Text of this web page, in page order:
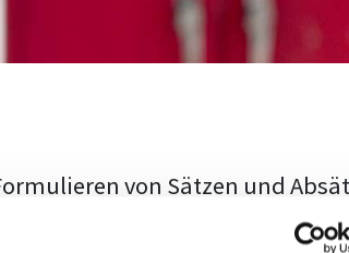
von Sätzen und
aktuellen Forschungsstand